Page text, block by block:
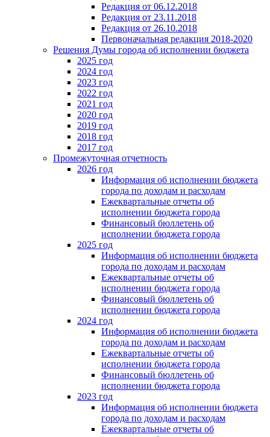
Редакция от 06.12.2018
Редакция от 23.11.2018
Редакция от 26.10.2018
Первоначальная редакция 2018-2020
Решения Думы города об исполнении бюджета
2025 год
2024 год
2023 год
2022 год
2021 год
2020 год
2019 год
2018 год
2017 год
Промежуточная отчетность
2026 год
Информация об исполнении бюджета
города по доходам и расходам
Ежеквартальные отчеты об
исполнении бюджета города
Финансовый бюллетень об
исполнении бюджета города
2025 год
Информация об исполнении бюджета
города по доходам и расходам
Ежеквартальные отчеты об
исполнении бюджета города
Финансовый бюллетень об
исполнении бюджета города
2024 год
Информация об исполнении бюджета
города по доходам и расходам
Ежеквартальные отчеты об
исполнении бюджета города
Финансовый бюллетень об
исполнении бюджета города
2023 год
Информация об исполнении бюджета
города по доходам и расходам
Ежеквартальные отчеты об